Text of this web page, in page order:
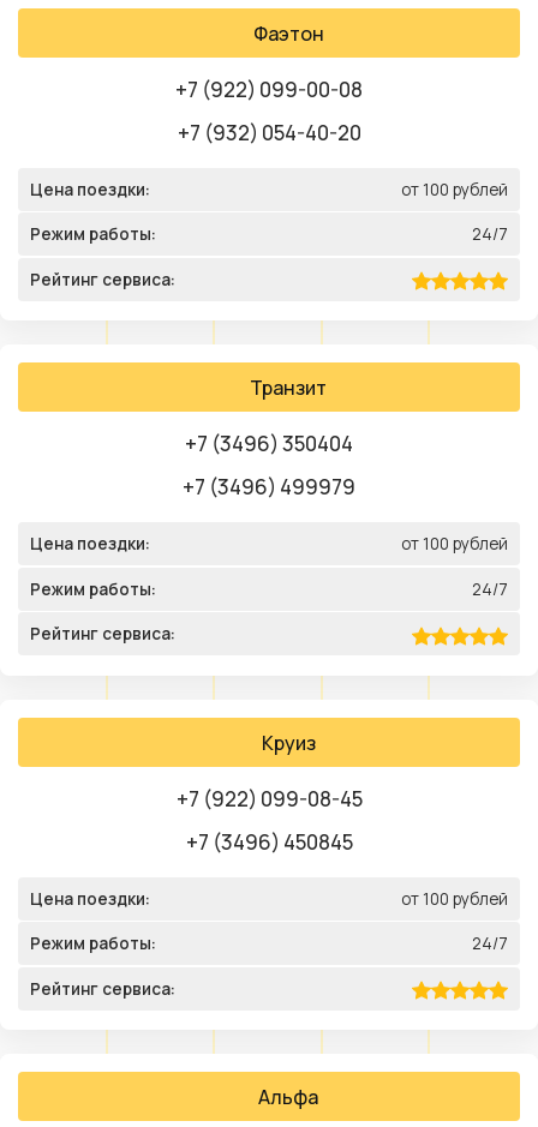
Фаэтон
+7 (922) 099-00-08
+7 (932) 054-40-20
Цена поездки: от 100 рублей
Режим работы: 24/7
Рейтинг сервиса:
Транзит
+7 (3496) 350404
+7 (3496) 499979
Цена поездки: от 100 рублей
Режим работы: 24/7
Рейтинг сервиса:
Круиз
+7 (922) 099-08-45
+7 (3496) 450845
Цена поездки: от 100 рублей
Режим работы: 24/7
Рейтинг сервиса:
Альфа